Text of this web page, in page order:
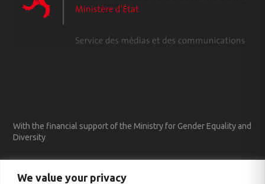
We value your privacy
With the financial support of the Ministry for Gender Equality and
Diversity